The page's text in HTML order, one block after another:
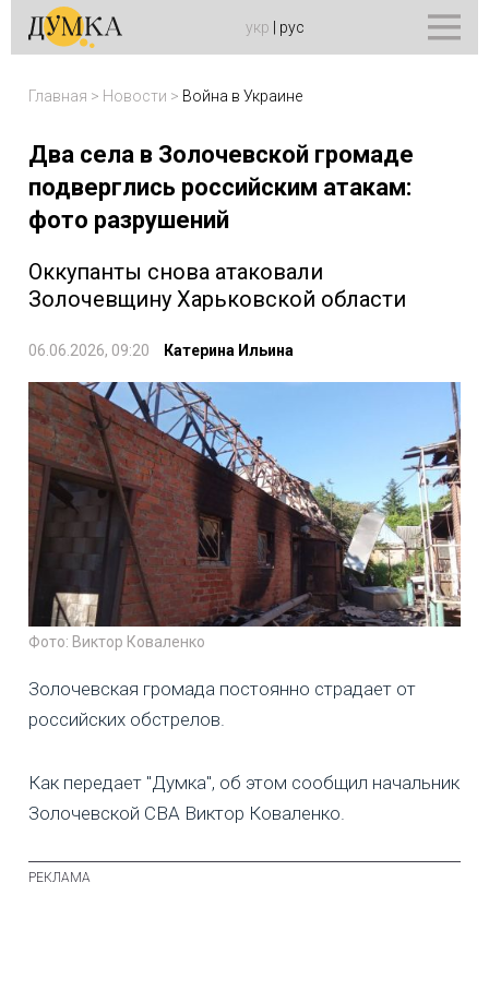
укр рус
Главная > Новости > Война в Украине
Два села в Золочевской громаде
подверглись российским атакам:
фото разрушений
Оккупанты снова атаковали
Золочевщину Харьковской области
06.06.2026, 09:20 Катерина Ильина
Фото: Виктор Коваленко
Золочевская громада постоянно страдает от
российских обстрелов.
Как передает "Думка", об этом сообщил начальник
Золочевской СВА Виктор Коваленко.